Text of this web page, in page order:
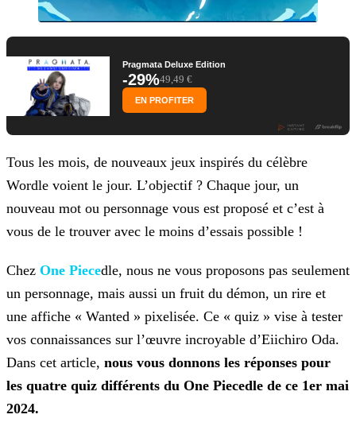
Pragmata Deluxe Edition
-29%49,49 €
EN PROFITER
Tous les mois, de nouveaux jeux inspirés du célèbre
Wordle voient le jour. L’objectif ? Chaque jour, un
nouveau mot ou personnage vous est proposé et c’est à
vous de le trouver avec le moins d’essais possible !
Chez One Piecedle, nous ne vous proposons pas seulement
un personnage, mais aussi un fruit du démon, un rire et
une affiche « Wanted » pixelisée. Ce « quiz » vise à tester
vos connaissances sur l’œuvre incroyable d’Eiichiro Oda.
Dans cet article, nous vous donnons les réponses pour
les quatre quiz différents du One Piecedle de ce 1er mai
2024.